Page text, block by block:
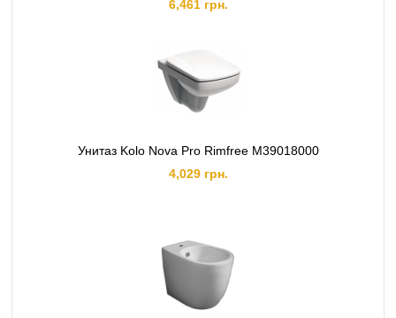
6,461 грн.
Унитаз Kolo Nova Pro Rimfree M39018000
4,029 грн.